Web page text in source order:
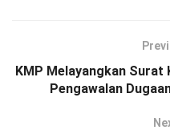
KMP Melayangkan
Pengawalan